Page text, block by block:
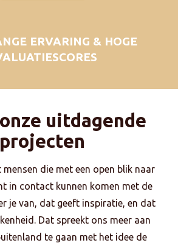
ERVARING & HOGE
uitdagende
projecten
mensen die met een open blik naar
in contact kunnen komen met de
je van, dat geeft inspiratie, en dat
Dat spreekt ons meer aan
te gaan met het idee de